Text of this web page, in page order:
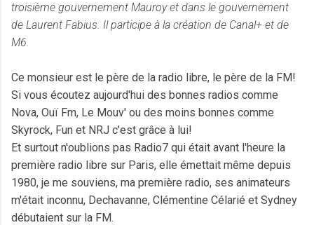
troisième gouvernement Mauroy et dans le gouvernement
de Laurent Fabius. Il participe à la création de Canal+ et de
M6.
Ce monsieur est le père de la radio libre, le père de la FM!
Si vous écoutez aujourd'hui des bonnes radios comme
Nova, Ouï Fm, Le Mouv' ou des moins bonnes comme
Skyrock, Fun et NRJ c'est grâce à lui!
Et surtout n'oublions pas Radio7 qui était avant l'heure la
première radio libre sur Paris, elle émettait même depuis
1980, je me souviens, ma première radio, ses animateurs
m'était inconnu, Dechavanne, Clémentine Célarié et Sydney
débutaient sur la FM.